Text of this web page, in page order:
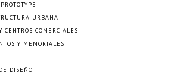
URBANA
CENTROS COMERCIALES
Y MEMORIALES
DISEÑO